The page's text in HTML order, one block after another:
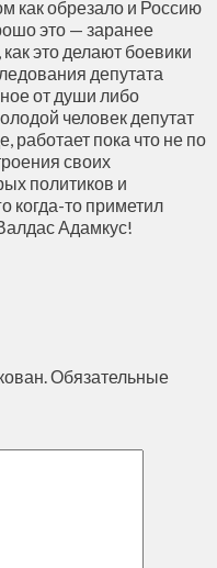
как обрезало и Россию
это — заранее
это делают боевики
депутата
от души либо
человек депутат
работает пока что не по
своих
политиков и
когда-то приметил
Адамкус!
Обязательные